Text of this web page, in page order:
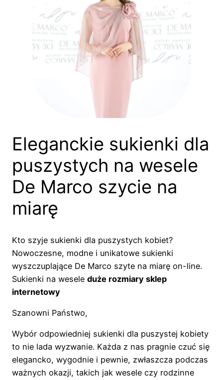
Eleganckie sukienki dla
puszystych na wesele
De Marco szycie na
miarę
Kto szyje sukienki dla puszystych kobiet?
Nowoczesne, modne i unikatowe sukienki
wyszczuplające De Marco szyte na miarę on-line.
Sukienki na wesele duże rozmiary sklep
internetowy
Szanowni Państwo,
Wybór odpowiedniej sukienki dla puszystej kobiety
to nie lada wyzwanie. Każda z nas pragnie czuć się
elegancko, wygodnie i pewnie, zwłaszcza podczas
ważnych okazji, takich jak wesele czy rodzinne